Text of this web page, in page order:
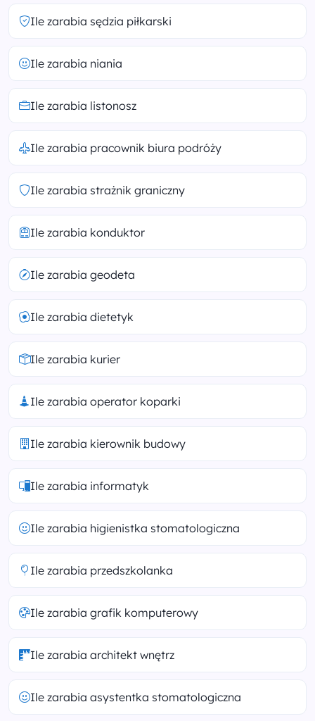
Ile zarabia sędzia piłkarski
Ile zarabia niania
Ile zarabia listonosz
Ile zarabia pracownik biura podróży
Ile zarabia strażnik graniczny
Ile zarabia konduktor
Ile zarabia geodeta
Ile zarabia dietetyk
Ile zarabia kurier
Ile zarabia operator koparki
Ile zarabia kierownik budowy
Ile zarabia informatyk
Ile zarabia higienistka stomatologiczna
Ile zarabia przedszkolanka
Ile zarabia grafik komputerowy
Ile zarabia architekt wnętrz
Ile zarabia asystentka stomatologiczna